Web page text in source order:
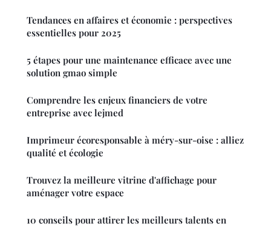
Tendances en affaires et économie : perspectives
essentielles pour 2025
5 étapes pour une maintenance efficace avec une
solution gmao simple
Comprendre les enjeux financiers de votre
entreprise avec lejmed
Imprimeur écoresponsable à méry-sur-oise : alliez
qualité et écologie
Trouvez la meilleure vitrine d'affichage pour
aménager votre espace
10 conseils pour attirer les meilleurs talents en